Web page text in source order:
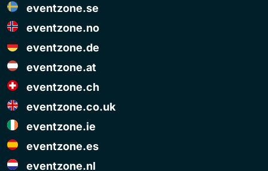
eventzone.se
eventzone.no
eventzone.de
eventzone.at
eventzone.ch
eventzone.co.uk
eventzone.ie
eventzone.es
eventzone.nl